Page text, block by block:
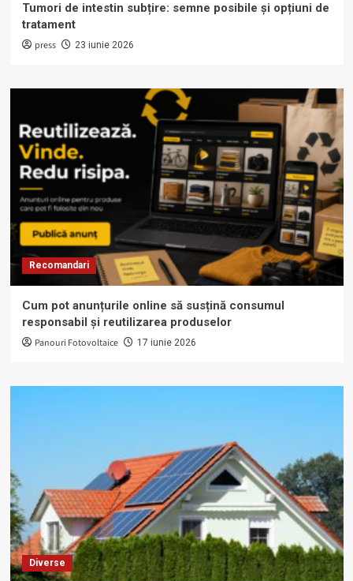
Tumori de intestin subțire: semne posibile și opțiuni de
tratament
press 23 iunie 2026
Recomandari
Cum pot anunțurile online să susțină consumul
responsabil și reutilizarea produselor
Panouri Fotovoltaice 17 iunie 2026
Diverse